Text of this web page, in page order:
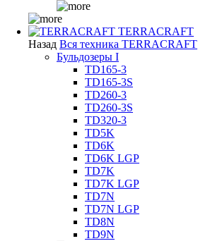
TERRACRAFT
Назад Вся техника TERRACRAFT
Бульдозеры I
TD165-3
TD165-3S
TD260-3
TD260-3S
TD320-3
TD5K
TD6K
TD6K LGP
TD7K
TD7K LGP
TD7N
TD7N LGP
TD8N
TD9N